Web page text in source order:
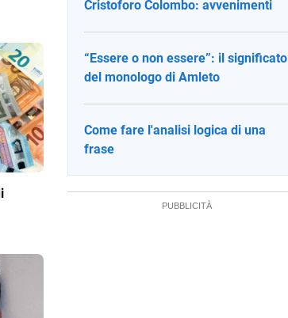
Cristoforo Colombo: avvenimenti
“Essere o non essere”: il significato
del monologo di Amleto
Come fare l'analisi logica di una
frase